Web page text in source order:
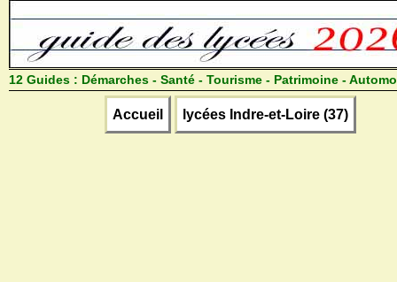
12 Guides : Démarches - Santé - Tourisme - Patrimoine -
Accueil lycées Indre-et-Loire (37)